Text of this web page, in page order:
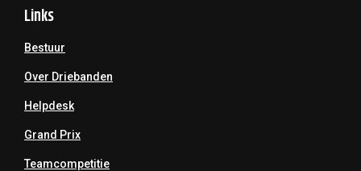
Links
Bestuur
Over Driebanden
Helpdesk
Grand Prix
Teamcompetitie